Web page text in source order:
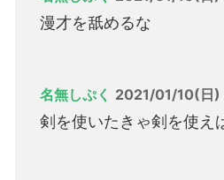
漫才を舐めるな
名無しぷく 2021/01/10(日
剣を使いたきゃ剣を使え